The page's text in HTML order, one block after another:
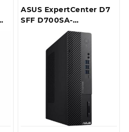
ASUS ExpertCenter D7
SFF D700SA-
710700018T Desktop